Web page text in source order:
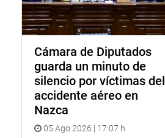
Cámara de Diputados
guarda un minuto de
silencio por víctimas del
accidente aéreo en
Nazca
05 Ago 2026 | 17:07 h